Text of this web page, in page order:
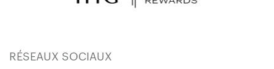
RÉSEAUX SOCIAUX